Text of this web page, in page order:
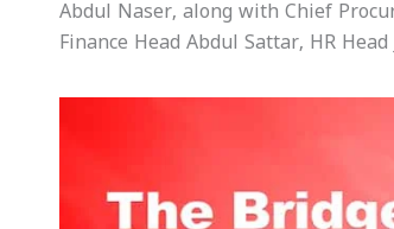
Abdul Naser, along with Chief
Finance Head Abdul Sattar, HR